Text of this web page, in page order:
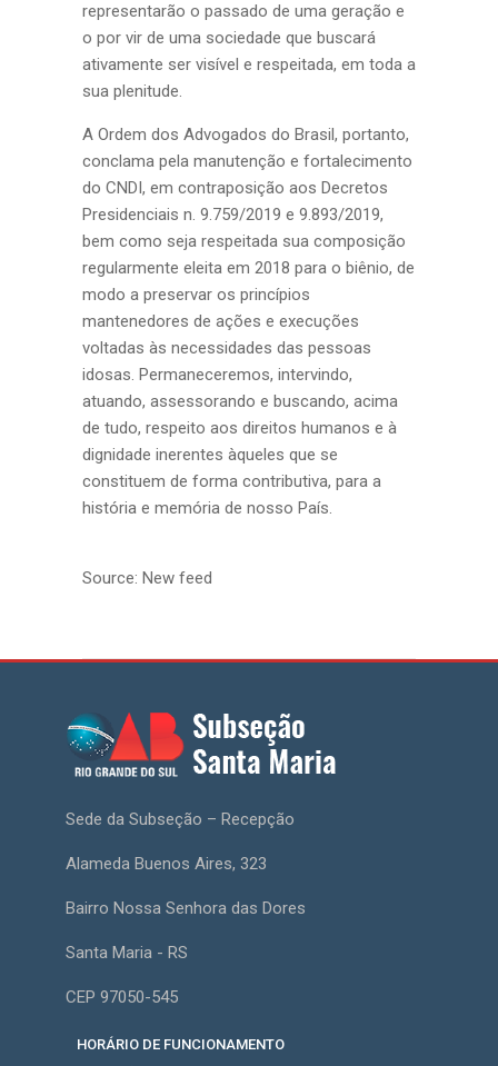
representarão o passado de uma geração e
o por vir de uma sociedade que buscará
ativamente ser visível e respeitada, em toda a
sua plenitude.
A Ordem dos Advogados do Brasil, portanto,
conclama pela manutenção e fortalecimento
do CNDI, em contraposição aos Decretos
Presidenciais n. 9.759/2019 e 9.893/2019,
bem como seja respeitada sua composição
regularmente eleita em 2018 para o biênio, de
modo a preservar os princípios
mantenedores de ações e execuções
voltadas às necessidades das pessoas
idosas. Permaneceremos, intervindo,
atuando, assessorando e buscando, acima
de tudo, respeito aos direitos humanos e à
dignidade inerentes àqueles que se
constituem de forma contributiva, para a
história e memória de nosso País.
Source: New feed
Sede da Subseção – Recepção
Alameda Buenos Aires, 323
Bairro Nossa Senhora das Dores
Santa Maria - RS
CEP 97050-545
HORÁRIO DE FUNCIONAMENTO